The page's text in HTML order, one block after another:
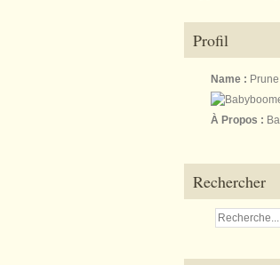
Profil
Name :
À Propos :
Rechercher